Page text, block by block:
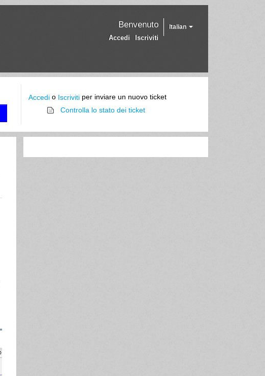
Italian
Benvenuto
Accedi Iscriviti
Accedi o Iscriviti per inviare un nuovo ticket
Controlla lo stato dei ticket